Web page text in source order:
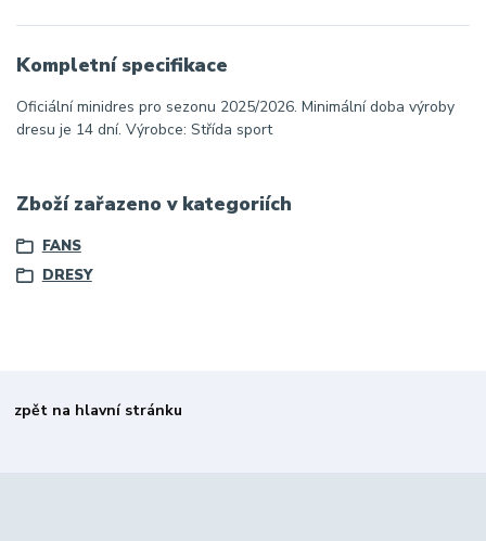
Kompletní specifikace
Oficiální minidres pro sezonu 2025/2026. Minimální doba výroby
dresu je 14 dní. Výrobce: Střída sport
Zboží zařazeno v kategoriích
FANS
DRESY
zpět na hlavní stránku